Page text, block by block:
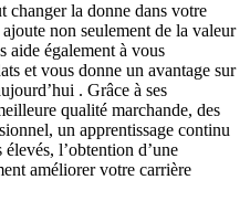
la donne dans votre
non seulement de la valeur
aide également à vous
et vous donne un avantage sur
. Grâce à ses
qualité marchande, des
un apprentissage continu
l’obtention d’une
améliorer votre carrière